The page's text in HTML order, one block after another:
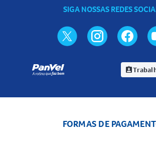
SIGA NOSSAS REDES
assignment_ind
FORMAS DE